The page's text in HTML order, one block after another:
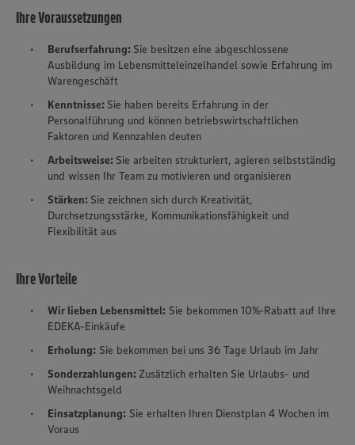
Ihre Voraussetzungen
Berufserfahrung: Sie besitzen eine abgeschlossene
Ausbildung im Lebensmitteleinzelhandel sowie Erfahrung im
Warengeschäft
Kenntnisse: Sie haben bereits Erfahrung in der
Personalführung und können betriebswirtschaftlichen
Faktoren und Kennzahlen deuten
Arbeitsweise: Sie arbeiten strukturiert, agieren selbstständig
und wissen Ihr Team zu motivieren und organisieren
Stärken: Sie zeichnen sich durch Kreativität,
Durchsetzungsstärke, Kommunikationsfähigkeit und
Flexibilität aus
Ihre Vorteile
Wir lieben Lebensmittel: Sie bekommen 10%-Rabatt auf Ihre
EDEKA-Einkäufe
Erholung: Sie bekommen bei uns 36 Tage Urlaub im Jahr
Sonderzahlungen: Zusätzlich erhalten Sie Urlaubs- und
Weihnachtsgeld
Einsatzplanung: Sie erhalten Ihren Dienstplan 4 Wochen im
Voraus